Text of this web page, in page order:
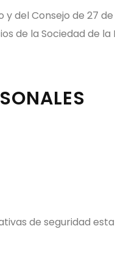
del Consejo de 27 de
de la Sociedad de
de seguridad